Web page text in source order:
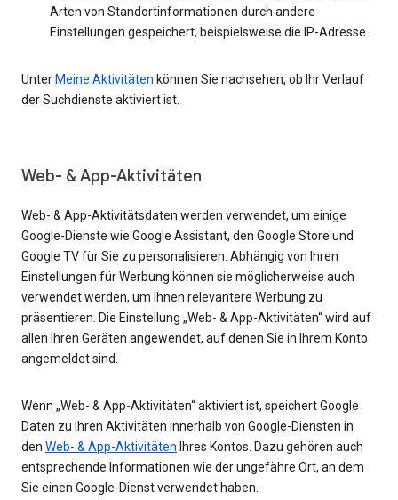
Arten von Standortinformationen durch andere
Einstellungen gespeichert, beispielsweise die IP-Adresse.
Unter Meine Aktivitäten können Sie nachsehen, ob Ihr Verlauf
der Suchdienste aktiviert ist.
Web- & App-Aktivitäten
Web- & App-Aktivitätsdaten werden verwendet, um einige
Google-Dienste wie Google Assistant, den Google Store und
Google TV für Sie zu personalisieren. Abhängig von Ihren
Einstellungen für Werbung können sie möglicherweise auch
verwendet werden, um Ihnen relevantere Werbung zu
präsentieren. Die Einstellung „Web- & App-Aktivitäten“ wird auf
allen Ihren Geräten angewendet, auf denen Sie in Ihrem Konto
angemeldet sind.
Wenn „Web- & App-Aktivitäten“ aktiviert ist, speichert Google
Daten zu Ihren Aktivitäten innerhalb von Google-Diensten in
den Web- & App-Aktivitäten Ihres Kontos. Dazu gehören auch
entsprechende Informationen wie der ungefähre Ort, an dem
Sie einen Google-Dienst verwendet haben.